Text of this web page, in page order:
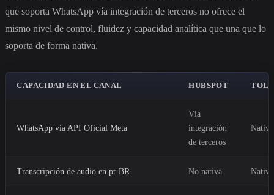
que soporta WhatsApp vía integración de terceros no ofrece el
mismo nivel de control, fluidez y capacidad analítica que una que lo
soporta de forma nativa.
CAPACIDAD EN EL CANAL HUBSPOT
WhatsApp vía API Oficial Meta
Vía
integración
de terceros
Nativo
Transcripción de audio en pt-BR No nativa Nativa